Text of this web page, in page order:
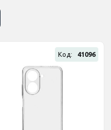
Код: 41096